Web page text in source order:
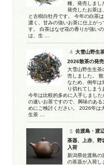
種、発売しまし
発売したお茶は
と古樹白牡丹です。 今年の白茶
濃く、甘みの強いお茶に仕上がっ
す。 白茶はなぜ花の香りが強い
は、生 …
大雪山野生
2026散茶の発売
大雪山野生生茶
売しました。
なため、例年は
り切れてしまう
今年は比較的多めに入手しました
の速いお茶ですので、興味のある
めにご検討ください。 2026年は
生茶 …
佐渡島・渡
茶器、上赤、野
入荷
新潟県佐渡島の
の茶器が入荷し